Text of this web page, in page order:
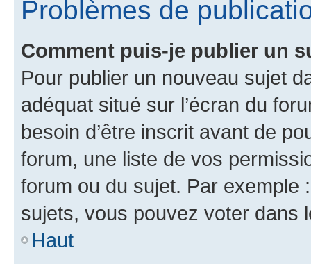
Problèmes de
Comment puis-je publier un
Pour publier un nouveau sujet
adéquat situé sur l’écran du
besoin d’être inscrit avant de
forum, une liste de vos
forum ou du sujet. Par exemple
sujets, vous pouvez voter dans
Haut